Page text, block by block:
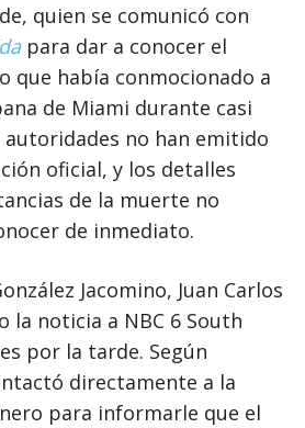
quien se comunicó con
para dar a conocer el
que había conmocionado a
de Miami durante casi
autoridades no han emitido
oficial, y los detalles
de la muerte no
de inmediato.
Jacomino, Juan Carlos
la noticia a NBC 6 South
por la tarde. Según
directamente a la
para informarle que el